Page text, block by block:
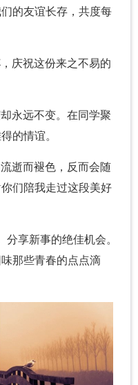
的友谊长存，共度每
庆祝这份来之不易的
永远不变。在同学聚
的情谊。
逝而褪色，反而会随
你们陪我走过这段美好
享新事的绝佳机会。
那些青春的点点滴